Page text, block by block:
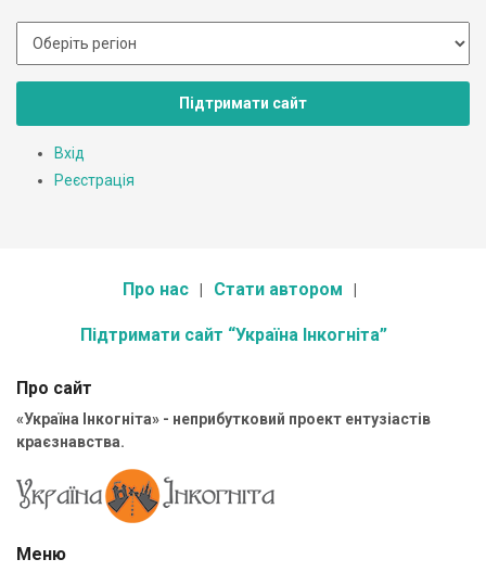
Підтримати сайт
Вхід
Реєстрація
Про нас Стати автором
Підтримати сайт “Україна Інкогніта”
Про сайт
«Україна Інкогніта» - неприбутковий проект ентузіастів
краєзнавства.
Меню